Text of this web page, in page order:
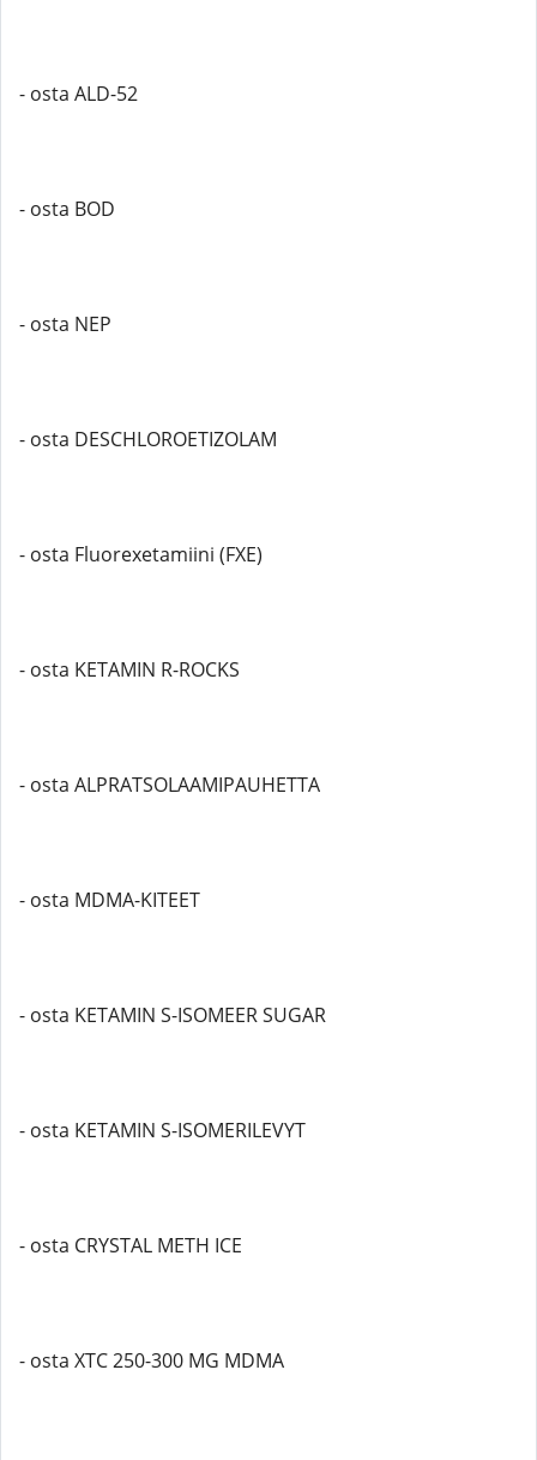
- osta ALD-52
- osta BOD
- osta NEP
- osta DESCHLOROETIZOLAM
- osta Fluorexetamiini (FXE)
- osta KETAMIN R-ROCKS
- osta ALPRATSOLAAMIPAUHETTA
- osta MDMA-KITEET
- osta KETAMIN S-ISOMEER SUGAR
- osta KETAMIN S-ISOMERILEVYT
- osta CRYSTAL METH ICE
- osta XTC 250-300 MG MDMA